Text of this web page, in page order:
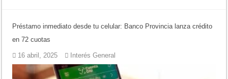
Préstamo inmediato desde tu celular: Banco Provincia lanza crédito
en 72 cuotas
16 abril, 2025 Interés General